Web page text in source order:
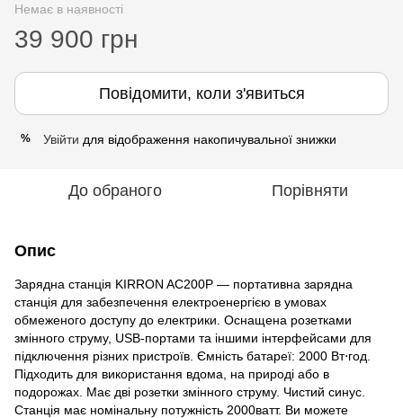
Немає в наявності
39 900 грн
Повідомити, коли з'явиться
% Увійти для відображення накопичувальної знижки
До обраного Порівняти
Опис
Зарядна станція KIRRON AC200P — портативна зарядна
станція для забезпечення електроенергією в умовах
обмеженого доступу до електрики. Оснащена розетками
змінного струму, USB-портами та іншими інтерфейсами для
підключення різних пристроїв. Ємність батареї: 2000 Вт⋅год.
Підходить для використання вдома, на природі або в
подорожах. Має дві розетки змінного струму. Чистий синус.
Станція має номінальну потужність 2000ватт. Ви можете